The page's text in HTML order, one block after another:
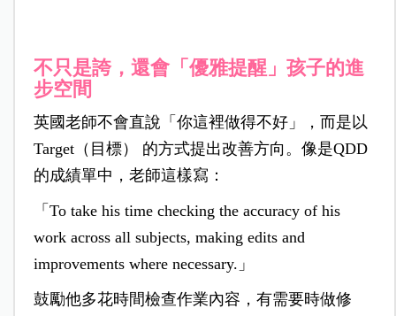
不只是誇，還會「優雅提醒」孩子的進
步空間
英國老師不會直說「你這裡做得不好」，而是以
Target（目標） 的方式提出改善方向。像是QDD
的成績單中，老師這樣寫：
「To take his time checking the accuracy of his
work across all subjects, making edits and
improvements where necessary.」
鼓勵他多花時間檢查作業內容，有需要時做修